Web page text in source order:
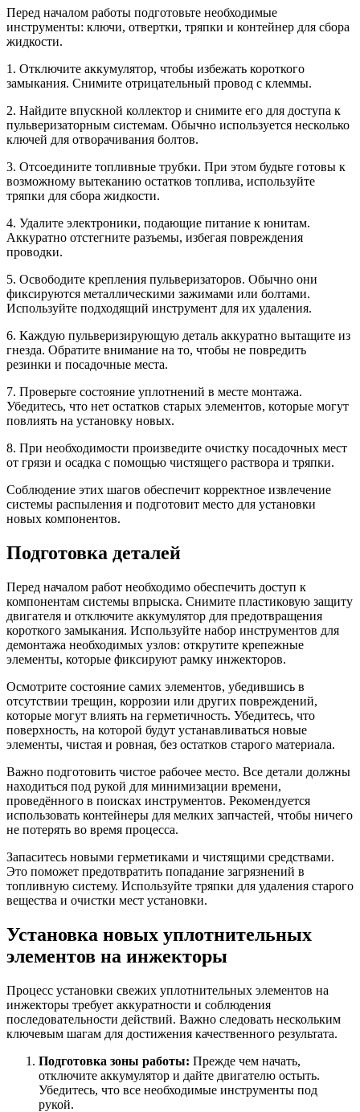
Перед началом работы подготовьте необходимые
инструменты: ключи, отвертки, тряпки и контейнер для сбора
жидкости.
1. Отключите аккумулятор, чтобы избежать короткого
замыкания. Снимите отрицательный провод с клеммы.
2. Найдите впускной коллектор и снимите его для доступа к
пульверизаторным системам. Обычно используется несколько
ключей для отворачивания болтов.
3. Отсоедините топливные трубки. При этом будьте готовы к
возможному вытеканию остатков топлива, используйте
тряпки для сбора жидкости.
4. Удалите электроники, подающие питание к юнитам.
Аккуратно отстегните разъемы, избегая повреждения
проводки.
5. Освободите крепления пульверизаторов. Обычно они
фиксируются металлическими зажимами или болтами.
Используйте подходящий инструмент для их удаления.
6. Каждую пульверизирующую деталь аккуратно вытащите из
гнезда. Обратите внимание на то, чтобы не повредить
резинки и посадочные места.
7. Проверьте состояние уплотнений в месте монтажа.
Убедитесь, что нет остатков старых элементов, которые могут
повлиять на установку новых.
8. При необходимости произведите очистку посадочных мест
от грязи и осадка с помощью чистящего раствора и тряпки.
Соблюдение этих шагов обеспечит корректное извлечение
системы распыления и подготовит место для установки
новых компонентов.
Подготовка деталей
Перед началом работ необходимо обеспечить доступ к
компонентам системы впрыска. Снимите пластиковую защиту
двигателя и отключите аккумулятор для предотвращения
короткого замыкания. Используйте набор инструментов для
демонтажа необходимых узлов: открутите крепежные
элементы, которые фиксируют рамку инжекторов.
Осмотрите состояние самих элементов, убедившись в
отсутствии трещин, коррозии или других повреждений,
которые могут влиять на герметичность. Убедитесь, что
поверхность, на которой будут устанавливаться новые
элементы, чистая и ровная, без остатков старого материала.
Важно подготовить чистое рабочее место. Все детали должны
находиться под рукой для минимизации времени,
проведённого в поисках инструментов. Рекомендуется
использовать контейнеры для мелких запчастей, чтобы ничего
не потерять во время процесса.
Запаситесь новыми герметиками и чистящими средствами.
Это поможет предотвратить попадание загрязнений в
топливную систему. Используйте тряпки для удаления старого
вещества и очистки мест установки.
Установка новых уплотнительных
элементов на инжекторы
Процесс установки свежих уплотнительных элементов на
инжекторы требует аккуратности и соблюдения
последовательности действий. Важно следовать нескольким
ключевым шагам для достижения качественного результата.
Подготовка зоны работы: Прежде чем начать,
отключите аккумулятор и дайте двигателю остыть.
Убедитесь, что все необходимые инструменты под
рукой.